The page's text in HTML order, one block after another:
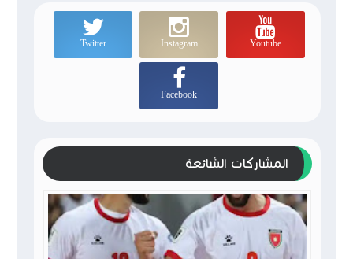
Youtube
Instagram
Twitter
Facebook
المشاركات الشائعة